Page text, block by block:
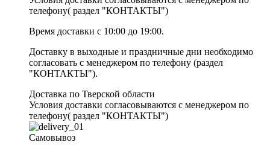
телефону( раздел "КОНТАКТЫ")
Время доставки с 10:00 до 19:00.
Доставку в выходные и праздничные дни необходимо
согласовать с менеджером по телефону (раздел
"КОНТАКТЫ").
Доставка по Тверской области
Условия доставки согласовываются с менеджером по
телефону( раздел "КОНТАКТЫ")
Самовывоз